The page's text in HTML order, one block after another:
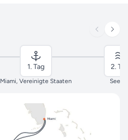
1. Tag
Miami, Vereinigte Staaten
2.